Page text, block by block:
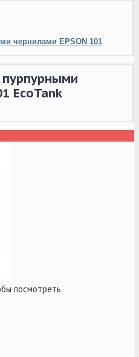
чернилами EPSON 101
пурпурными
EcoTank
посмотреть